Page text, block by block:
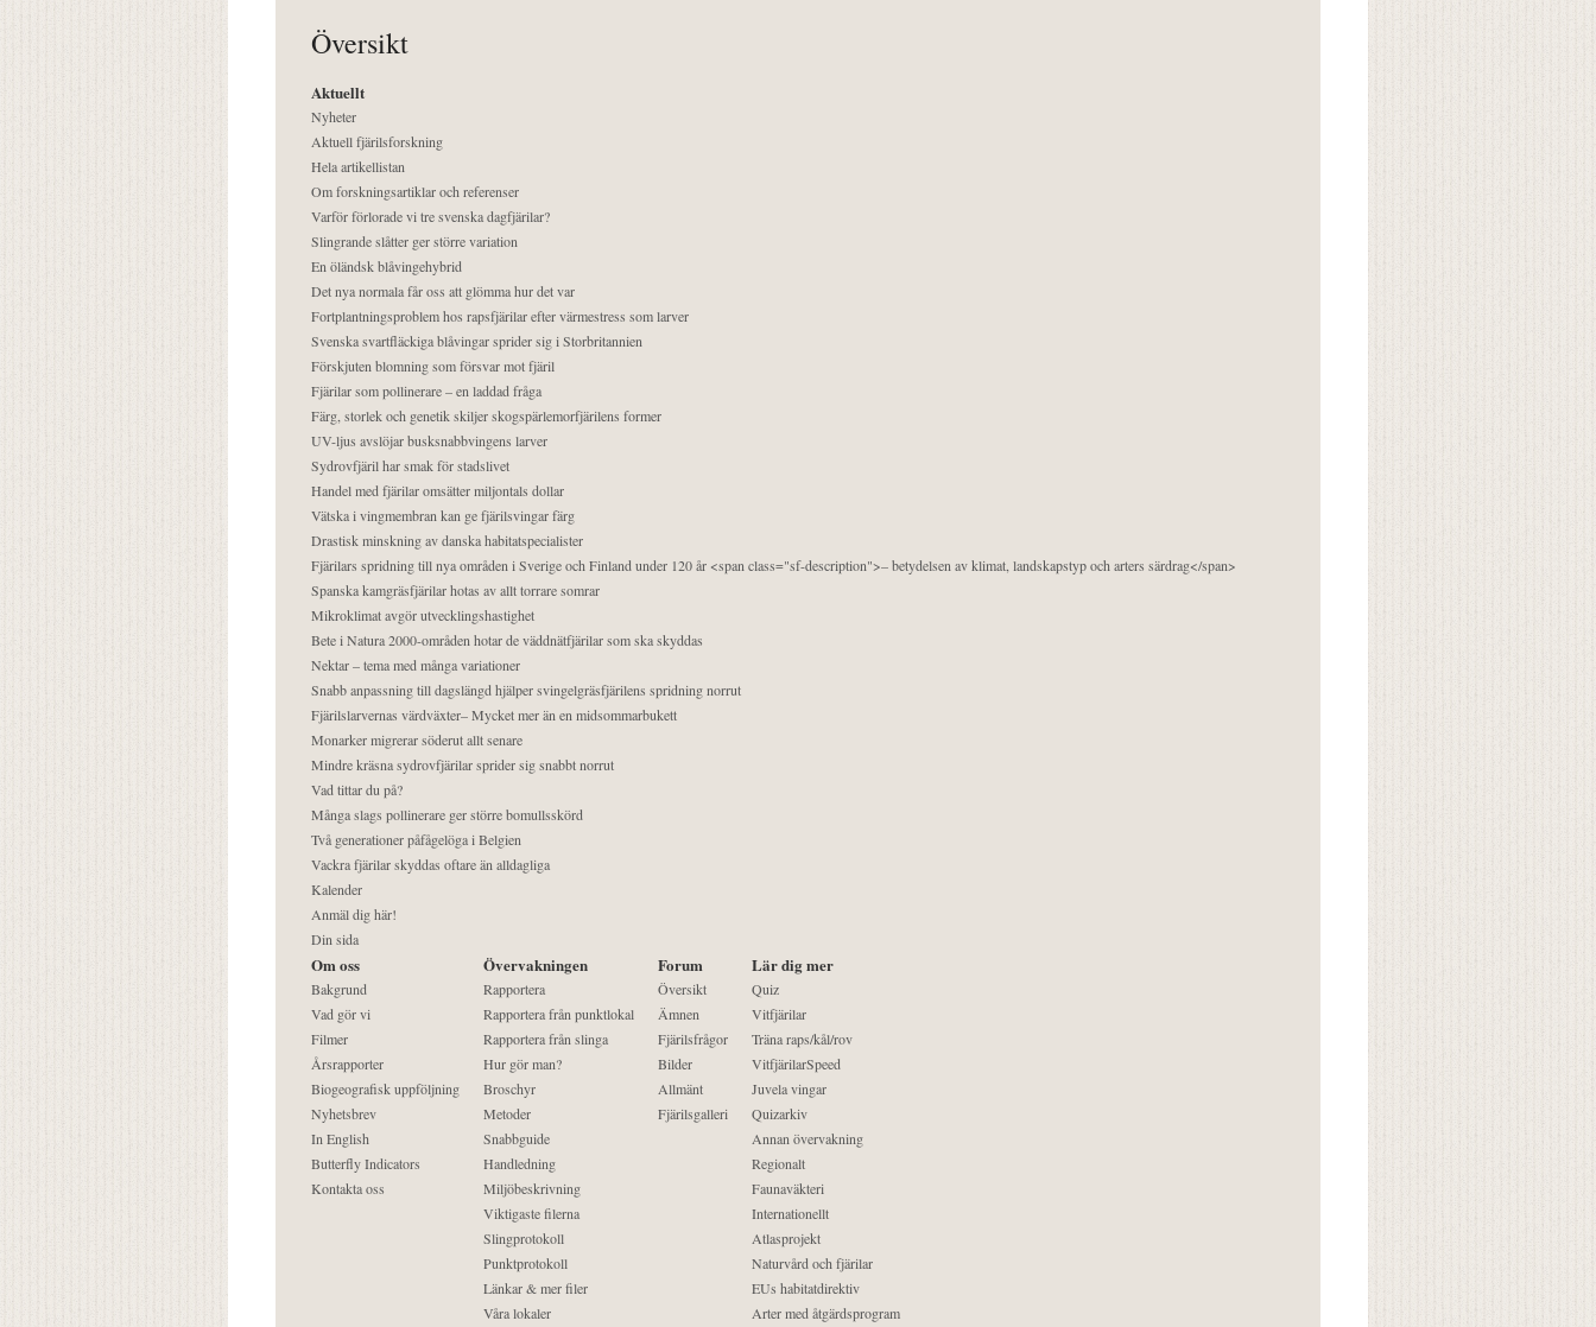
Översikt
Aktuellt
Nyheter
Aktuell fjärilsforskning
Hela artikellistan
Om forskningsartiklar och referenser
Varför förlorade vi tre svenska dagfjärilar?
Slingrande slåtter ger större variation
En öländsk blåvingehybrid
Det nya normala får oss att glömma hur det var
Fortplantningsproblem hos rapsfjärilar efter värmestress som larver
Svenska svartfläckiga blåvingar sprider sig i Storbritannien
Förskjuten blomning som försvar mot fjäril
Fjärilar som pollinerare – en laddad fråga
Färg, storlek och genetik skiljer skogspärlemorfjärilens former
UV-ljus avslöjar busksnabbvingens larver
Sydrovfjäril har smak för stadslivet
Handel med fjärilar omsätter miljontals dollar
Vätska i vingmembran kan ge fjärilsvingar färg
Drastisk minskning av danska habitatspecialister
Fjärilars spridning till nya områden i Sverige och Finland under 120 år <span class="sf-description">– betydelsen av klimat, landskapstyp och arters särdrag</span>
Spanska kamgräsfjärilar hotas av allt torrare somrar
Mikroklimat avgör utvecklingshastighet
Bete i Natura 2000-områden hotar de väddnätfjärilar som ska skyddas
Nektar – tema med många variationer
Snabb anpassning till dagslängd hjälper svingelgräsfjärilens spridning norrut
Fjärilslarvernas värdväxter– Mycket mer än en midsommarbukett
Monarker migrerar söderut allt senare
Mindre kräsna sydrovfjärilar sprider sig snabbt norrut
Vad tittar du på?
Många slags pollinerare ger större bomullsskörd
Två generationer påfågelöga i Belgien
Vackra fjärilar skyddas oftare än alldagliga
Kalender
Anmäl dig här!
Din sida
Om oss
Bakgrund
Vad gör vi
Filmer
Årsrapporter
Biogeografisk uppföljning
Nyhetsbrev
In English
Butterfly Indicators
Kontakta oss
Övervakningen
Rapportera
Rapportera från punktlokal
Rapportera från slinga
Hur gör man?
Broschyr
Metoder
Snabbguide
Handledning
Miljöbeskrivning
Viktigaste filerna
Slingprotokoll
Punktprotokoll
Länkar & mer filer
Våra lokaler
Forum
Översikt
Ämnen
Fjärilsfrågor
Bilder
Allmänt
Fjärilsgalleri
Lär dig mer
Quiz
Vitfjärilar
Träna raps/kål/rov
VitfjärilarSpeed
Juvela vingar
Quizarkiv
Annan övervakning
Regionalt
Faunaväkteri
Internationellt
Atlasprojekt
Naturvård och fjärilar
EUs habitatdirektiv
Arter med åtgärdsprogram